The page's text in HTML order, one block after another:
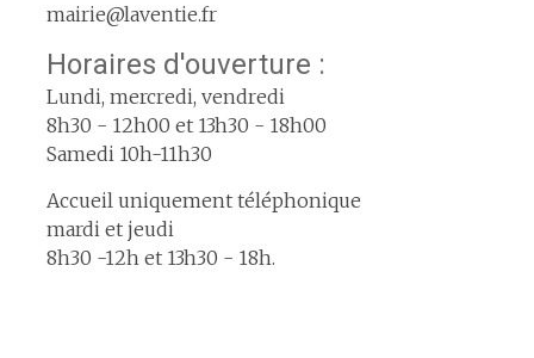
mairie@laventie.fr
Horaires d'ouverture :
Lundi, mercredi, vendredi
8h30 - 12h00 et 13h30 - 18h00
Samedi 10h-11h30
Accueil uniquement téléphonique
mardi et jeudi
8h30 -12h et 13h30 - 18h.